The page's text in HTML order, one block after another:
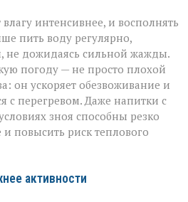
интенсивнее, и восполнять
пить воду регулярно,
дожидаясь сильной жажды.
погоду — не просто плохой
он ускоряет обезвоживание и
с перегревом. Даже напитки с
зноя способны резко
повысить риск теплового
активности